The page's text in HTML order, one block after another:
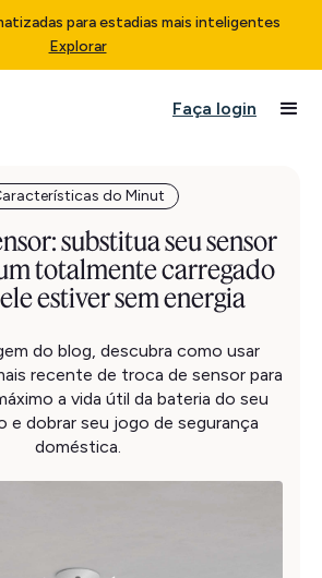
para estadias mais inteligentes
Explorar
Faça login
do Minut
substitua seu sensor
totalmente carregado
estiver sem energia
do blog, descubra como usar
recente de troca de sensor para
a vida útil da bateria do seu
e dobrar seu jogo de segurança
doméstica.